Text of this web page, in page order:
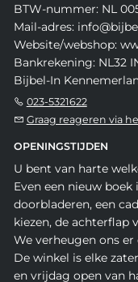
BTW-nummer: NL
Mail-adres:
Website/webshop:
Bankrekening: NL32
Bijbel-In
023-5321622
Graag reageren via
OPENINGSTIJDEN
U bent van harte
Even een nieuw
doorbladeren, een
kiezen, de achterflap
We verheugen ons
De winkel is elke
en vrijdag open van